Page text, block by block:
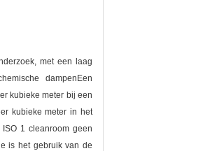
met een laag
dampenEen
kubieke meter bij een
kubieke meter in het
1 cleanroom geen
is het gebruik van de